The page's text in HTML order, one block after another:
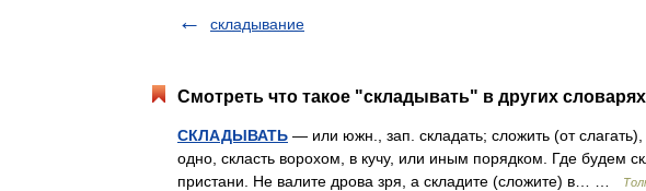
складывание
Смотреть что такое "складывать" в других
СКЛАДЫВАТЬ — или южн., зап. складать; сложить (от слагать),
одно, скласть ворохом, в кучу, или иным порядком. Где будем
пристани. Не валите дрова зря, а складите (сложите) в… …